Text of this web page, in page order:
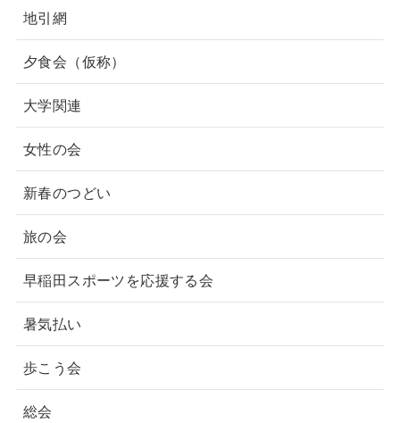
地引網
夕食会（仮称）
大学関連
女性の会
新春のつどい
旅の会
早稲田スポーツを応援する会
暑気払い
歩こう会
総会